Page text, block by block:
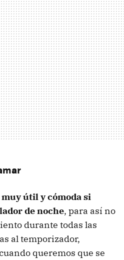
muy útil y cómoda si
de noche, para así no
durante todas las
al temporizador,
queremos que se